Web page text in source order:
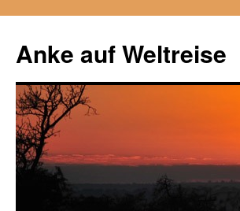
Anke auf Weltreise